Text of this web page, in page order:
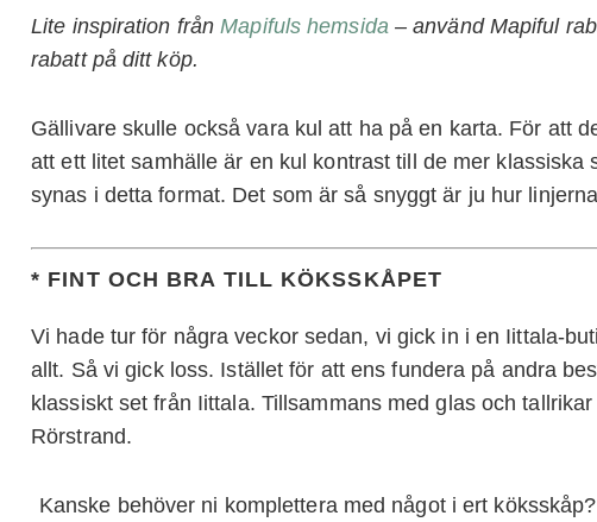
Lite inspiration frånMapifuls hemsida– använd Mapiful
rabatt på ditt köp.
Gällivare skulle också vara kul att ha på en karta. För att
att ett litet samhälle är en kul kontrast till de mer klassiska
synas i detta format. Det som är så snyggt är ju hur
* FINT OCH BRA TILL KÖKSSKÅPET
Vi hade tur för några veckor sedan, vi gick in i en Iittala-
allt. Så vi gick loss. Istället för att ens fundera på andra
klassiskt set från Iittala. Tillsammans med glas och
Rörstrand.
Kanske behöver ni komplettera med något i ert